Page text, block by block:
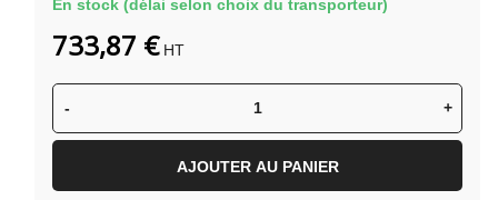
En stock (délai selon choix du transporteur)
- +
AJOUTER AU PANIER
733,87 € HT